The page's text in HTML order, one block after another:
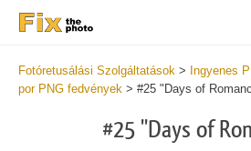
Fotóretusálási Szolgáltatások > Ingyenes
por PNG fedvények > #25 "Days of
#25 "Days of